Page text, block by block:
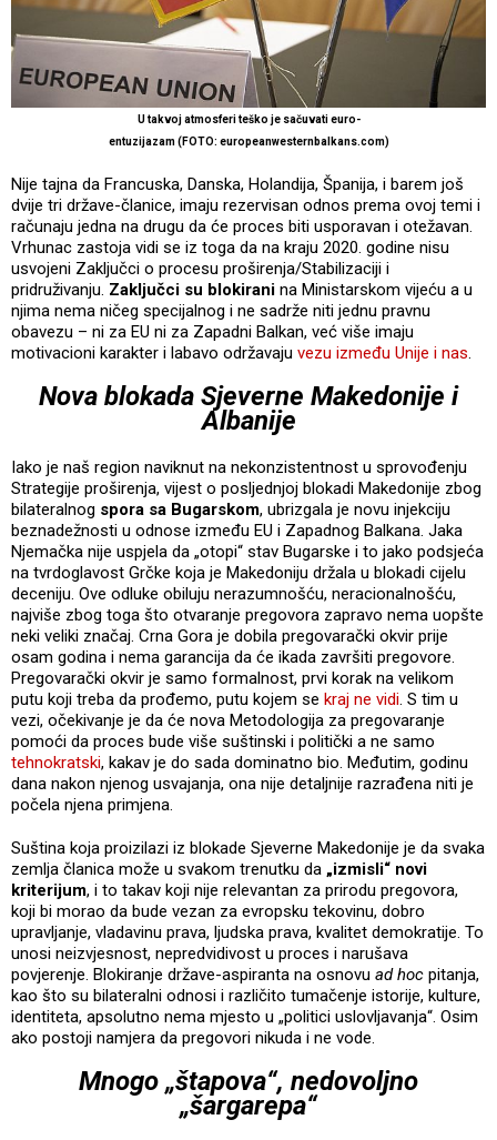
U takvoj atmosferi teško je sačuvati euro-
entuzijazam (FOTO: europeanwesternbalkans.com)
Nije tajna da Francuska, Danska, Holandija, Španija, i barem još
dvije tri države-članice, imaju rezervisan odnos prema ovoj temi i
računaju jedna na drugu da će proces biti usporavan i otežavan.
Vrhunac zastoja vidi se iz toga da na kraju 2020. godine nisu
usvojeni Zaključci o procesu proširenja/Stabilizaciji i
pridruživanju. Zaključci su blokirani na Ministarskom vijeću a u
njima nema ničeg specijalnog i ne sadrže niti jednu pravnu
obavezu – ni za EU ni za Zapadni Balkan, već više imaju
motivacioni karakter i labavo održavaju vezu između Unije i nas.
Nova blokada Sjeverne Makedonije i
Albanije
Iako je naš region naviknut na nekonzistentnost u sprovođenju
Strategije proširenja, vijest o posljednjoj blokadi Makedonije zbog
bilateralnog spora sa Bugarskom, ubrizgala je novu injekciju
beznadežnosti u odnose između EU i Zapadnog Balkana. Jaka
Njemačka nije uspjela da „otopi“ stav Bugarske i to jako podsjeća
na tvrdoglavost Grčke koja je Makedoniju držala u blokadi cijelu
deceniju. Ove odluke obiluju nerazumnošću, neracionalnošću,
najviše zbog toga što otvaranje pregovora zapravo nema uopšte
neki veliki značaj. Crna Gora je dobila pregovarački okvir prije
osam godina i nema garancija da će ikada završiti pregovore.
Pregovarački okvir je samo formalnost, prvi korak na velikom
putu koji treba da prođemo, putu kojem se kraj ne vidi. S tim u
vezi, očekivanje je da će nova Metodologija za pregovaranje
pomoći da proces bude više suštinski i politički a ne samo
tehnokratski, kakav je do sada dominatno bio. Međutim, godinu
dana nakon njenog usvajanja, ona nije detaljnije razrađena niti je
počela njena primjena.
Suština koja proizilazi iz blokade Sjeverne Makedonije je da svaka
zemlja članica može u svakom trenutku da „izmisli“ novi
kriterijum, i to takav koji nije relevantan za prirodu pregovora,
koji bi morao da bude vezan za evropsku tekovinu, dobro
upravljanje, vladavinu prava, ljudska prava, kvalitet demokratije. To
unosi neizvjesnost, nepredvidivost u proces i narušava
povjerenje. Blokiranje države-aspiranta na osnovu ad hoc pitanja,
kao što su bilateralni odnosi i različito tumačenje istorije, kulture,
identiteta, apsolutno nema mjesto u „politici uslovljavanja“. Osim
ako postoji namjera da pregovori nikuda i ne vode.
Mnogo „štapova“, nedovoljno
„šargarepa“